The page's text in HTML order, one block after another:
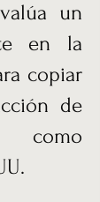
un
en la
copiar
de
como